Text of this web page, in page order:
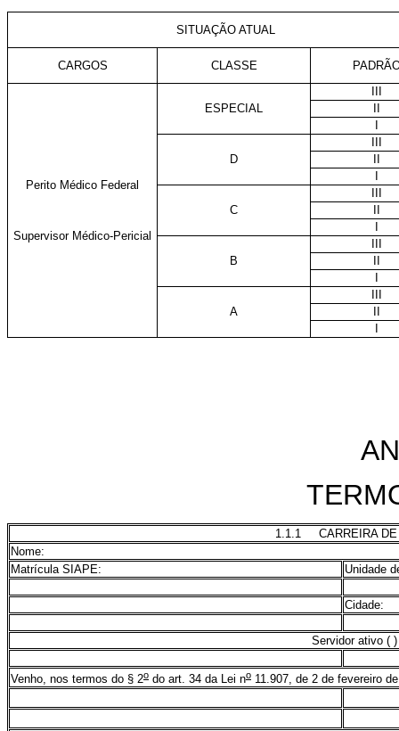
SITUAÇÃO ATUAL
CARGOS CLASSE
Perito Médico Federal
Supervisor Médico-Pericial
ESPECIAL
D
C
B
A
1.1.1 CARREIRA DE
Nome:
Matrícula SIAPE:
Unidade
Cidade:
Servidor ativo (
Venho, nos termos do § 2o do art. 34 da Lei no 11.907, de 2 de fevereiro